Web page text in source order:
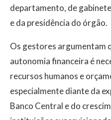
departamento, de
e da presidência do órgão.
Os gestores argumentam
autonomia financeira é
recursos humanos e
especialmente diante da
Banco Central e do